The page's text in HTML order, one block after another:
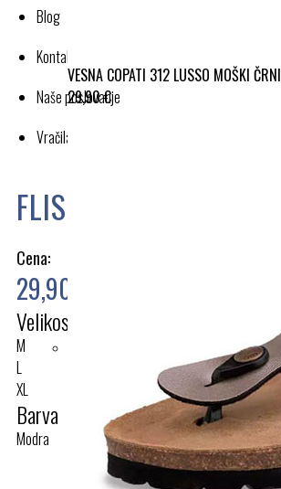
VESNA COPATI 312 LUSSO MOŠKI ČRNI
29,90 €
Blog
Kontakt
Naše poslovanje
Vračila in reklamacije
FLIS JOPA TURKIZ 964
Cena:
29,90 €
Velikost
M
L
XL
Barva
Modra